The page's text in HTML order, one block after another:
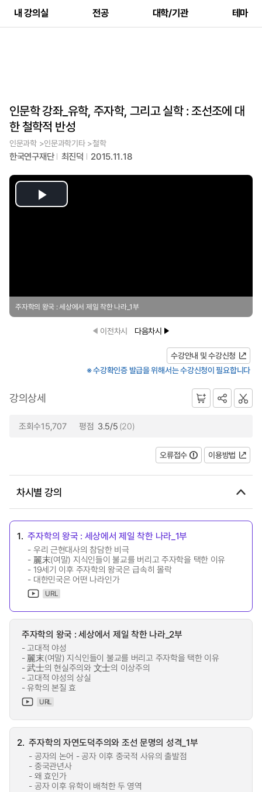
내 강의실 전공 대학/기관 테마
인문학 강좌_유학, 주자학, 그리고 실학 : 조선조에 대
한 철학적 반성
인문과학 >인문과학기타 >철학
한국연구재단 최진덕 2015.11.18
Play
주자학의 왕국 : 세상에서 제일 착한 나라_1부
이전차시 다음차시
수강안내 및 수강신청
※ 수강확인증 발급을 위해서는 수강신청이 필요합니다
강의상세
조회수15,707 평점 3.5/5 (20)
오류접수 이용방법
차시별 강의
1. 주자학의 왕국 : 세상에서 제일 착한 나라_1부
- 우리 근현대사의 참담한 비극
- 麗末(여말) 지식인들이 불교를 버리고 주자학을 택한 이유
- 19세기 이후 주자학의 왕국은 급속히 몰락
- 대한민국은 어떤 나라인가
URL
주자학의 왕국 : 세상에서 제일 착한 나라_2부
- 고대적 야성
- 麗末(여말) 지식인들이 불교를 버리고 주자학을 택한 이유
- 武士의 현실주의와 文士의 이상주의
- 고대적 야성의 상실
- 유학의 본질 효
URL
2. 주자학의 자연도덕주의와 조선 문명의 성격_1부
- 공자의 논어 - 공자 이후 중국적 사유의 출발점
- 중국관년사
- 왜 효인가
- 공자 이후 유학이 배척한 두 영역